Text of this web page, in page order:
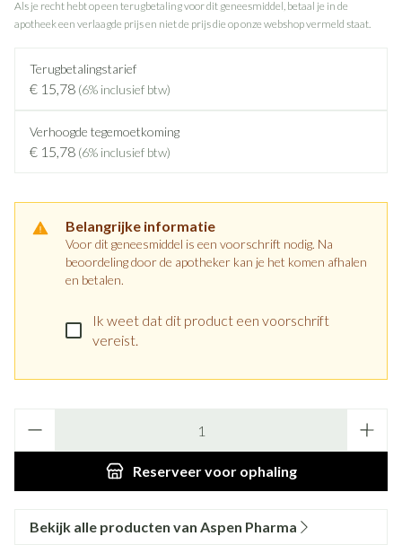
Als je recht hebt op een terugbetaling voor dit geneesmiddel, betaal je in de
apotheek een verlaagde prijs en niet de prijs die op onze webshop vermeld staat.
Terugbetalingstarief
€ 15,78 (6% inclusief btw)
Verhoogde tegemoetkoming
€ 15,78 (6% inclusief btw)
Belangrijke informatie
Voor dit geneesmiddel is een voorschrift nodig. Na
beoordeling door de apotheker kan je het komen afhalen
en betalen.
Ik weet dat dit product een voorschrift
vereist.
Reserveervoor ophaling
Bekijk alle producten van Aspen Pharma